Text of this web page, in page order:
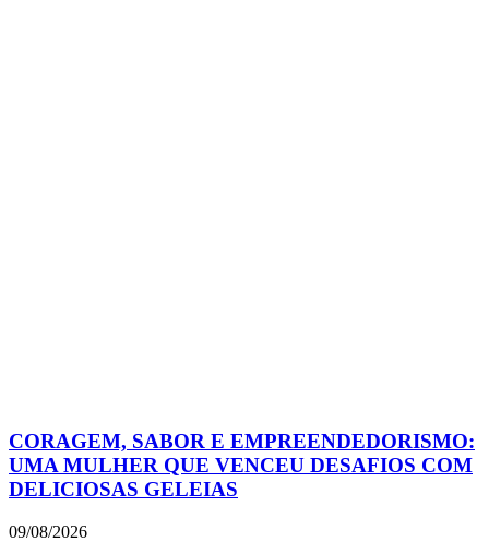
CORAGEM, SABOR E EMPREENDEDORISMO:
UMA MULHER QUE VENCEU DESAFIOS COM
DELICIOSAS GELEIAS
09/08/2026